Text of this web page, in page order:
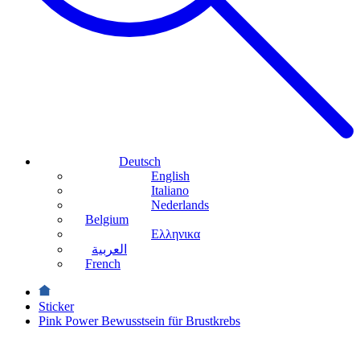
Deutsch
English
Italiano
Nederlands
Belgium
Ελληνικα
العربية
French
Sticker
Pink Power Bewusstsein für Brustkrebs